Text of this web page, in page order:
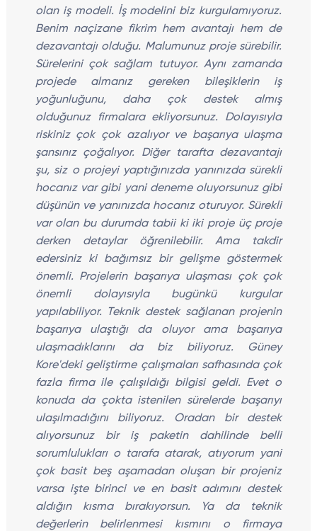
olan iş modeli. İş modelini biz kurgulamıyoruz.
Benim naçizane fikrim hem avantajı hem de
dezavantajı olduğu. Malumunuz proje sürebilir.
Sürelerini çok sağlam tutuyor. Aynı zamanda
projede almanız gereken bileşiklerin iş
yoğunluğunu, daha çok destek almış
olduğunuz firmalara ekliyorsunuz. Dolayısıyla
riskiniz çok çok azalıyor ve başarıya ulaşma
şansınız çoğalıyor. Diğer tarafta dezavantajı
şu, siz o projeyi yaptığınızda yanınızda sürekli
hocanız var gibi yani deneme oluyorsunuz gibi
düşünün ve yanınızda hocanız oturuyor. Sürekli
var olan bu durumda tabii ki iki proje üç proje
derken detaylar öğrenilebilir. Ama takdir
edersiniz ki bağımsız bir gelişme göstermek
önemli. Projelerin başarıya ulaşması çok çok
önemli dolayısıyla bugünkü kurgular
yapılabiliyor. Teknik destek sağlanan projenin
başarıya ulaştığı da oluyor ama başarıya
ulaşmadıklarını da biz biliyoruz. Güney
Kore'deki geliştirme çalışmaları safhasında çok
fazla firma ile çalışıldığı bilgisi geldi. Evet o
konuda da çokta istenilen sürelerde başarıyı
ulaşılmadığını biliyoruz. Oradan bir destek
alıyorsunuz bir iş paketin dahilinde belli
sorumlulukları o tarafa atarak, atıyorum yani
çok basit beş aşamadan oluşan bir projeniz
varsa işte birinci ve en basit adımını destek
aldığın kısma bırakıyorsun. Ya da teknik
değerlerin belirlenmesi kısmını o firmaya